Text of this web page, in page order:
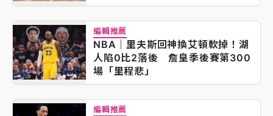
編輯推薦
NBA｜里夫斯回神換艾頓軟掉！湖
人陷0比2落後 詹皇季後賽第300
場「里程悲」
編輯推薦